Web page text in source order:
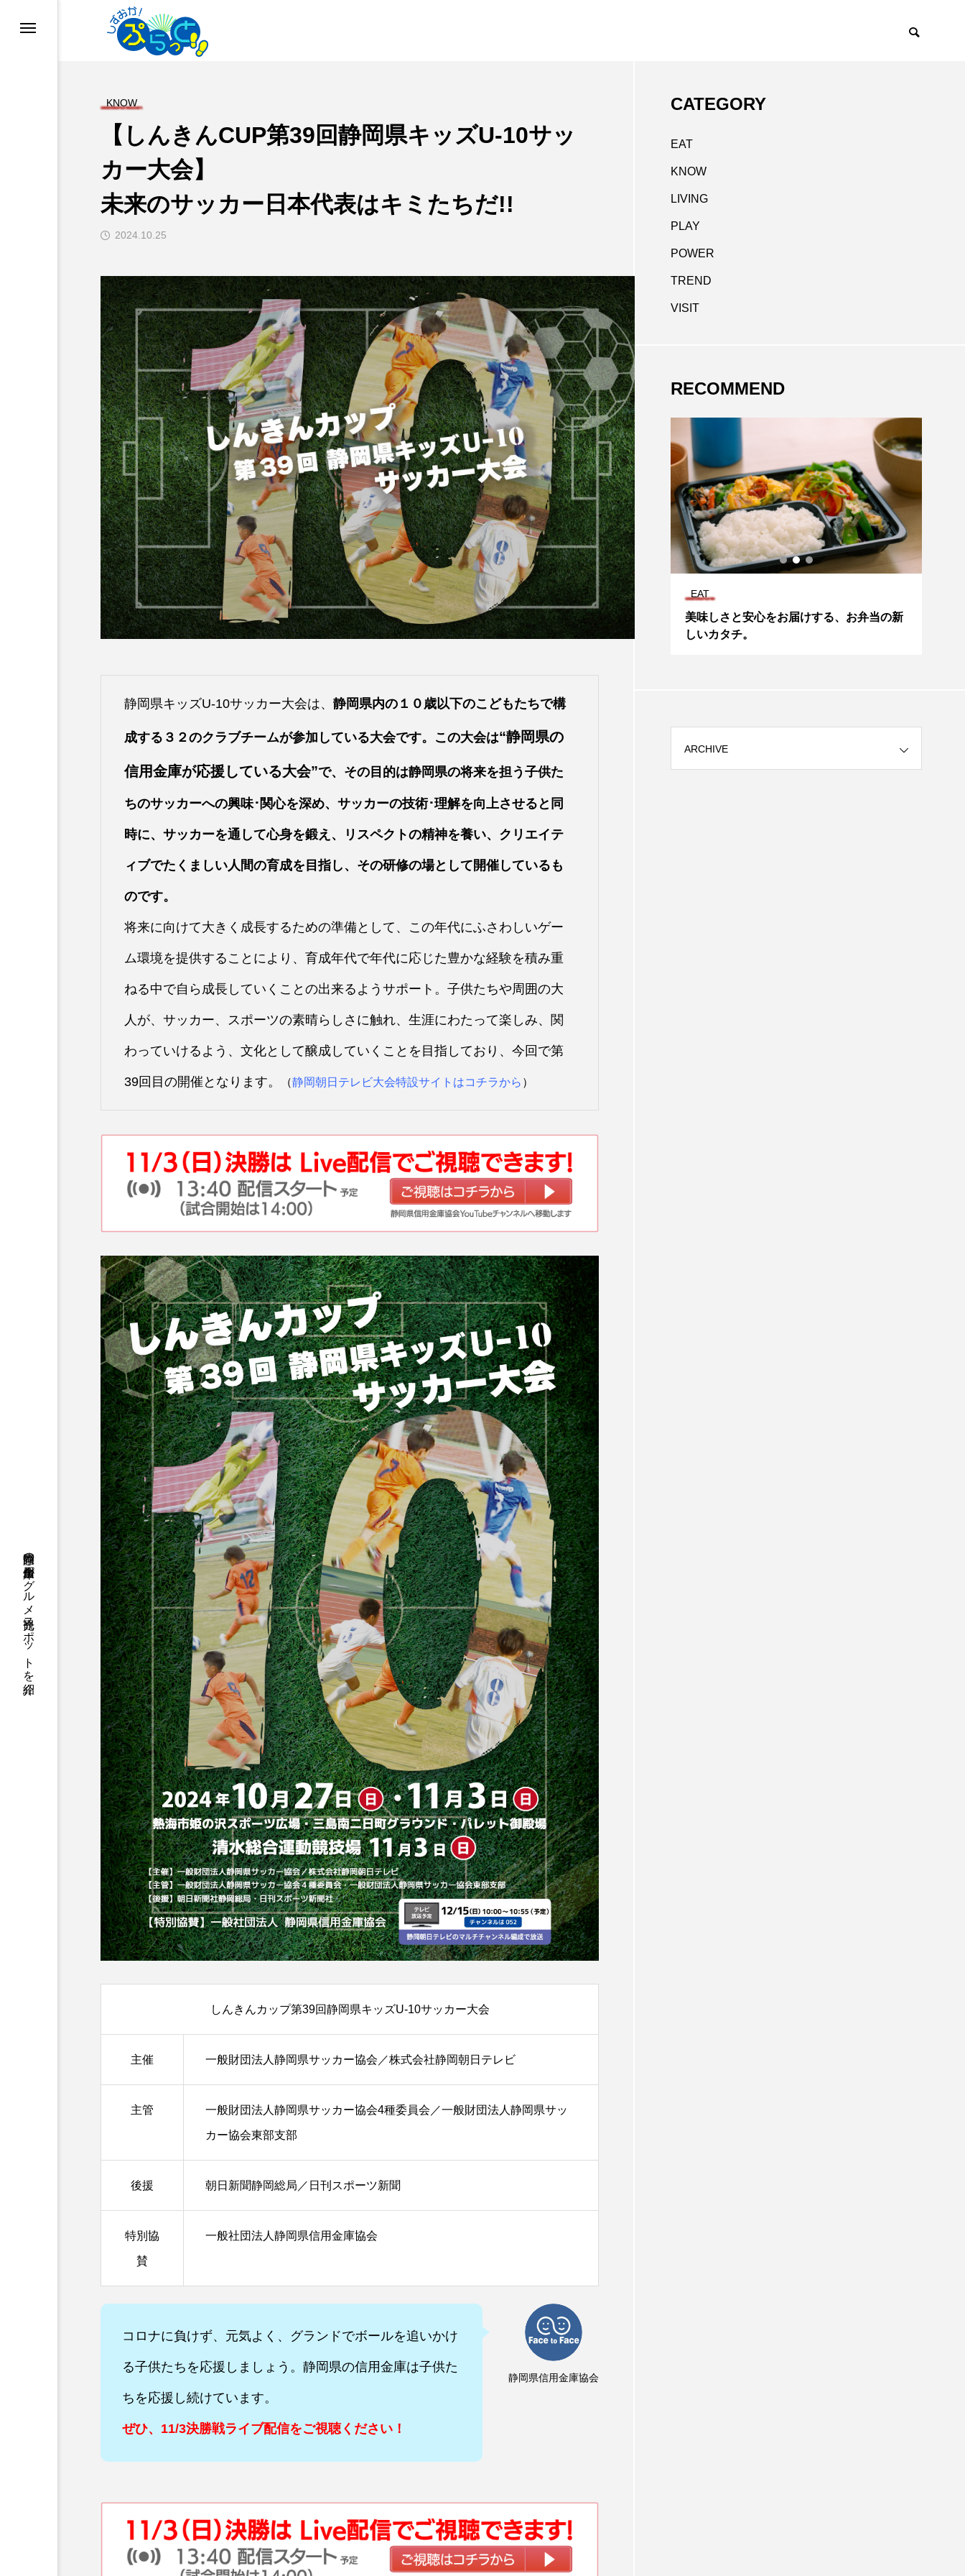
静岡県の信用金庫がグルメ観光スポットを紹介
KNOW
【しんきんCUP第39回静岡県キッズU-10サッ
カー大会】
未来のサッカー日本代表はキミたちだ!!
2024.10.25
静岡県キッズU-10サッカー大会は、 静岡県内の１０歳以下のこどもたちで構
成する３２のクラブチームが参加している大会です。この大会は“静岡県の
信用金庫が応援している大会”で、その目的は静岡県の将来を担う子供た
ちのサッカーへの興味･関心を深め、サッカーの技術･理解を向上させると同
時に、サッカーを通して心身を鍛え、リスペクトの精神を養い、クリエイテ
ィブでたくましい人間の育成を目指し、その研修の場として開催しているも
のです。
将来に向けて大きく成長するための準備として、この年代にふさわしいゲー
ム環境を提供することにより、育成年代で年代に応じた豊かな経験を積み重
ねる中で自ら成長していくことの出来るようサポート。子供たちや周囲の大
人が、サッカー、スポーツの素晴らしさに触れ、生涯にわたって楽しみ、関
わっていけるよう、文化として醸成していくことを目指しており、今回で第
39回目の開催となります。 （静岡朝日テレビ大会特設サイトはコチラから ）
しんきんカップ第39回静岡県キッズU-10サッカー大会
主催 一般財団法人静岡県サッカー協会／株式会社静岡朝日テレビ
主管 一般財団法人静岡県サッカー協会4種委員会／一般財団法人静岡県サッ
カー協会東部支部
後援 朝日新聞静岡総局／日刊スポーツ新聞
特別協
賛
一般社団法人静岡県信用金庫協会
静岡県信用金庫協会
コロナに負けず、元気よく、グランドでボールを追いかけ
る子供たちを応援しましょう。 静岡県の信用金庫は子供た
ちを応援し続けています。
ぜひ、11/3決勝戦ライブ配信をご視聴ください！
CATEGORY
EAT
KNOW
LIVING
PLAY
POWER
TREND
VISIT
RECOMMEND
PLAY
「オルレアホワイトレース」が織りなす初
夏のペレニアルガーデン
EAT
本格的なフレンチがリーズナブルに味わえ
る！ 「ラパン・アジル」
EAT
美味しさと安心をお届けする、お弁当の新
しいカタチ。
ARCHIVE